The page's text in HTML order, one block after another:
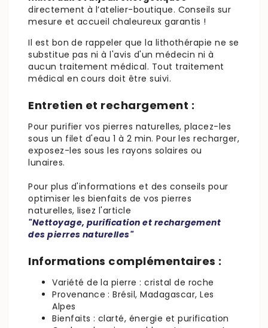
directement à l’atelier-boutique. Conseils sur
mesure et accueil chaleureux garantis !
Il est bon de rappeler que la lithothérapie ne se
substitue pas ni à l'avis d'un médecin ni à
aucun traitement médical. Tout traitement
médical en cours doit être suivi.
Entretien et rechargement :
Pour purifier vos pierres naturelles, placez-les
sous un filet d'eau 1 à 2 min. Pour les recharger,
exposez-les sous les rayons solaires ou
lunaires.
Pour plus d'informations et des conseils pour
optimiser les bienfaits de vos pierres
naturelles, lisez l'article
"Nettoyage, purification et rechargement
des pierres naturelles"
Informations complémentaires :
Variété de la pierre : cristal de roche
Provenance : Brésil, Madagascar, Les
Alpes
Bienfaits : clarté, énergie et purification